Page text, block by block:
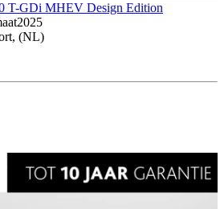
T-GDi MHEV Design Edition
2025
(NL)